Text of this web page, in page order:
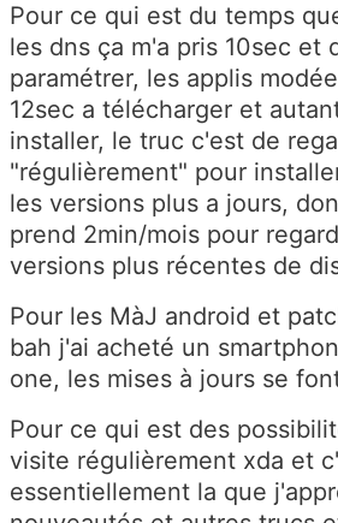
Pour ce qui est du temps
les dns ça m'a pris 10sec et
paramétrer, les applis
12sec a télécharger et
installer, le truc c'est de
"régulièrement" pour
les versions plus a jours,
prend 2min/mois pour
versions plus récentes de
Pour les MàJ android et
bah j'ai acheté un
one, les mises à jours se
Pour ce qui est des
visite régulièrement xda et
essentiellement la que